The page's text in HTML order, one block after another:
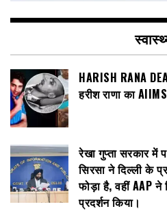
HARISH RANA
हरीश राणा का
रेखा गुप्ता सरकार में
सिरसा ने दिल्ली के
फोड़ा है, वहीं AAP ने
प्रदर्शन किया।